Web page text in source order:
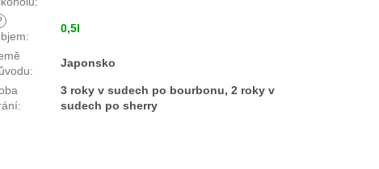
:
0,5l
:
Japonsko
:
3 roky v sudech po bourbonu, 2 roky v
sudech po sherry